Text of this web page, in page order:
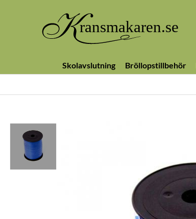
Skolavslutning Bröllopstillbehör